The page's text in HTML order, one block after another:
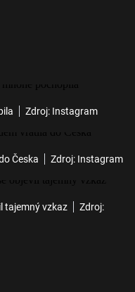
Zdroj: Instagram
Česka
Zdroj: Instagram
tajemný vzkaz
Zdroj: